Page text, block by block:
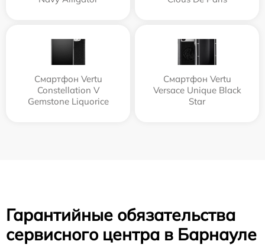
Смартфон Vertu
Constellation V
Gemstone Liquorice
Смартфон Vertu
Versace Unique Black
Star
Гарантийные обязательства
сервисного центра в Барнауле